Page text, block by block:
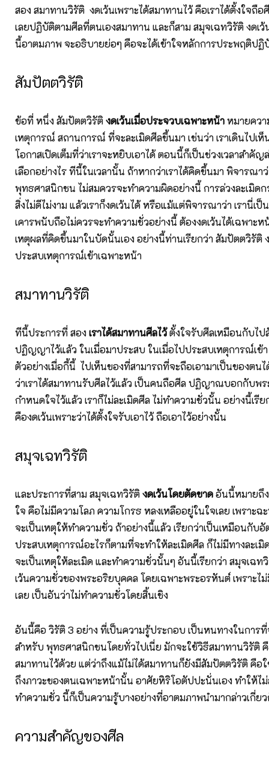
สอง สมาทานวิรัติ งดเว้นเพราะได้สมาทานไว้ คือเราได้ตั้งใจถื
เลยปฏิบัติตามศีลที่ตนเองสมาทาน และก็สาม สมุจเฉทวิรัติ งดเ
นี้อาตมภาพ จะอธิบายย่อๆ คือจะได้เข้าใจหลักการประพฤติปฏิ
สัมปัตตวิรัติ
ข้อที่ หนึ่ง สัมปัตตวิรัติงดเว้นเมื่อประจวบเฉพาะหน้าหมายควา
เหตุการณ์ สถานการณ์ ที่จะละเมิดศีลขึ้นมา เช่นว่า เราเดินไปเ
โอกาสเปิดเต็มที่ว่าเราจะหยิบเอาได้ ตอนนี้ก็เป็นช่วงเวลาสำคั
เลือกอย่างไร ทีนี้ในเวลานั้น ถ้าหากว่าเราได้คิดขึ้นมา พิจารณาว่
พุทธศาสนิกชน ไม่สมควรจะทำความผิดอย่างนี้ การล่วงละเมิด
สิ่งไม่ดีไม่งาม แล้วเราก็งดเว้นได้ หรือแม้แต่พิจารณาว่า เรานี่เ
เคารพนับถือไม่ควรจะทำความชั่วอย่างนี้ ต้องงดเว้นได้เฉพาะห
เหตุผลที่คิดขึ้นมาในบัดนั้นเอง อย่างนี้ท่านเรียกว่า สัมปัตตวิรัติ
ประสบเหตุการณ์เข้าเฉพาะหน้า
สมาทานวิรัติ
ทีนี้ประการที่ สองเราได้สมาทานศีลไว้ตั้งใจรับศีลเหมือนกับไ
ปฏิญญาไว้แล้ว ในเมื่อมาประสบ ในเมื่อไปประสบเหตุการณ์เข้
ตัวอย่างเมื่อกี้นี้ ไปเห็นของที่สามารถที่จะถือเอามาเป็นของตน
ว่าเราได้สมาทานรับศีลไว้แล้ว เป็นคนถือศีล ปฏิญาณบอกกับพร
กำหนดใจไว้แล้ว เราก็ไม่ละเมิดศีล ไม่ทำความชั่วนั้น อย่างนี้เรี
คืองดเว้นเพราะว่าได้ตั้งใจรับเอาไว้ ถือเอาไว้อย่างนั้น
สมุจเฉทวิรัติ
และประการที่สาม สมุจเฉทวิรัติงดเว้นโดยตัดขาดอันนี้หมายถึง
ใจ คือไม่มีความโลภ ความโกรธ หลงเหลืออยู่ในใจเลย เพราะฉ
จะเป็นเหตุให้ทำความชั่ว ถ้าอย่างนี้แล้ว เรียกว่าเป็นเหมือนกับ
ประสบเหตุการณ์อะไรก็ตามที่จะทำให้ละเมิดศีล ก็ไม่มีทางละเมิ
จะเป็นเหตุให้ละเมิด และทำความชั่วนั้นๆ อันนี้เรียกว่า สมุจเฉท
เว้นความชั่วของพระอริยบุคคล โดยเฉพาะพระอรหันต์ เพราะไม่
เลย เป็นอันว่าไม่ทำความชั่วโดยสิ้นเชิง
อันนี้คือ วิรัติ 3 อย่าง ที่เป็นความรู้ประกอบ เป็นหนทางในการ
สำหรับ พุทธศาสนิกชนโดยทั่วไปเนี่ย มักจะใช้วิธีสมาทานวิรัติ คื
สมาทานไว้ด้วย แต่ว่าถึงแม้ไม่ได้สมาทานก็ยังมีสัมปัตตวิรัติ คือ
ถึงภาวะของตนเฉพาะหน้านั้น อาศัยหิริโอตัปปะนั่นเอง ทำให้ไม่
ทำความชั่ว นี้ก็เป็นความรู้บางอย่างที่อาตมภาพนำมากล่าวเกี่ยว
ความสำคัญของศีล